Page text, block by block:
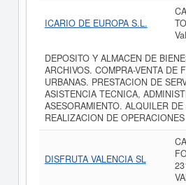
ICARIO DE EUROPA S.L.
DEPOSITO Y ALMACEN DE
ARCHIVOS. COMPRA-VENTA DE
URBANAS. PRESTACION DE
ASISTENCIA TECNICA,
ASESORAMIENTO. ALQUILER DE
REALIZACION DE OPERACIONES
DISFRUTA VALENCIA SL